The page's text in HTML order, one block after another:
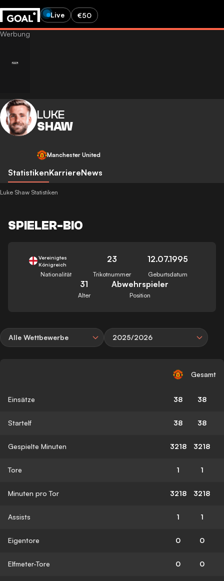
Live €50
LUKE
SHAW
Manchester United
StatistikenKarriereNews
Luke Shaw Statistiken
SPIELER-BIO
Vereinigtes
Königreich
Nationalität
23
Trikotnummer
12.07.1995
Geburtsdatum
31
Alter
Abwehrspieler
Position
Alle Wettbewerbe 2025/2026
Gesamt
Einsätze 38 38
Startelf 38 38
Gespielte Minuten 3218 3218
Tore 1 1
Minuten pro Tor 3218 3218
Assists 1 1
Eigentore 0 0
Elfmeter-Tore 0 0